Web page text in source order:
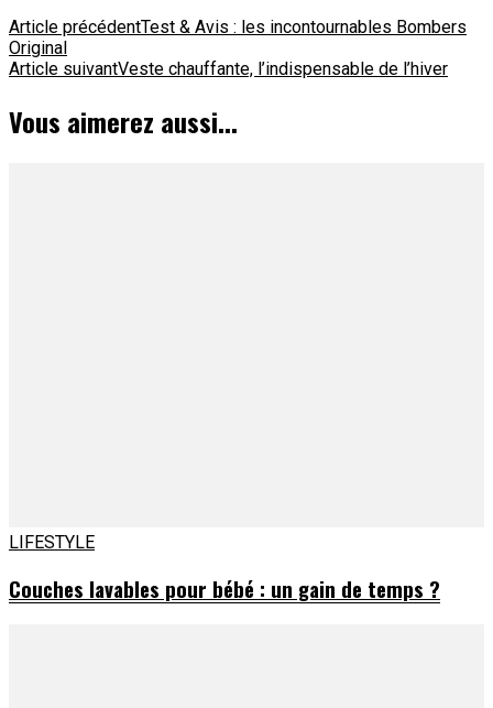
Navigation
d'article
Article précédentTest & Avis : les incontournables Bombers
Original
Article suivantVeste chauffante, l’indispensable de l’hiver
Vous aimerez aussi...
LIFESTYLE
Couches lavables pour bébé : un gain de temps ?